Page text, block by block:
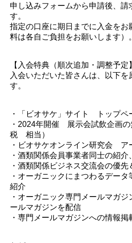
申し込みフォームから申請後、請
す。
指定の口座に期日までに入金をお
料は各自ご負担をお願いします）。
【入会特典（順次追加・調整予定】
入会いただいた皆さんは、以下
す。
・「ビオサケ」サイト トップペ
・2024年開催 展示会試飲企画の
税 相当）
・ビオサケオンライン研究会 ア
・酒類関係会員事業者同士の紹介
・酒類関係ビジネス交流会の優先
・オーガニックにまつわるデー
紹介
・オーガニック専門メールマガ
ールマガジンを配信
・専門メールマガジンへの情報掲